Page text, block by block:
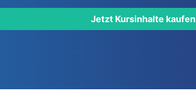
Jetzt Kursinhalte kaufen